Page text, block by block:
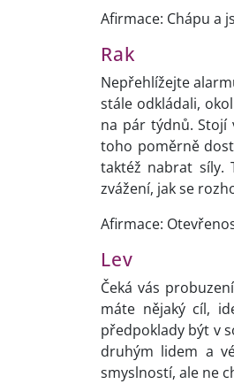
Afirmace: Chápu a
Rak
Nepřehlížejte
stále odkládali,
na pár týdnů. Stojí
toho poměrně
taktéž nabrat síly.
zvážení, jak se
Afirmace:
Lev
Čeká vás
máte nějaký cíl,
předpoklady být v
druhým lidem a
smyslností, ale ne